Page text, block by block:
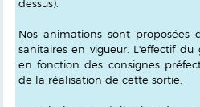
dessus).
Nos animations sont proposées
sanitaires en vigueur. L'effectif
en fonction des consignes
de la réalisation de cette sortie.